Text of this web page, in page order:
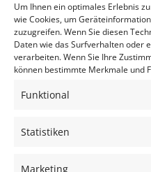
Um Ihnen ein optimales Erlebnis
wie Cookies, um
zuzugreifen. Wenn Sie diesen
Daten wie das Surfverhalten oder
verarbeiten. Wenn Sie Ihre
können bestimmte Merkmale und
Funktional
Statistiken
Marketing